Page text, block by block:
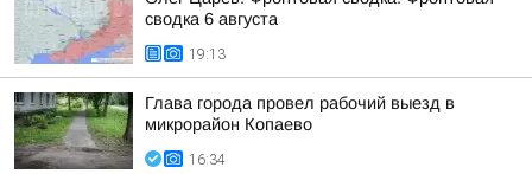
сводка 6 августа
19:13
Глава города провел рабочий выезд в
микрорайон Копаево
16:34